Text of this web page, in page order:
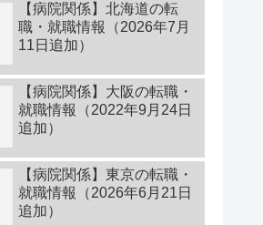
【病院関係】北海道の転
職・就職情報（2026年7月
11日追加）
【病院関係】大阪の転職・
就職情報（2022年9月24日
追加）
【病院関係】東京の転職・
就職情報（2026年6月21日
追加）